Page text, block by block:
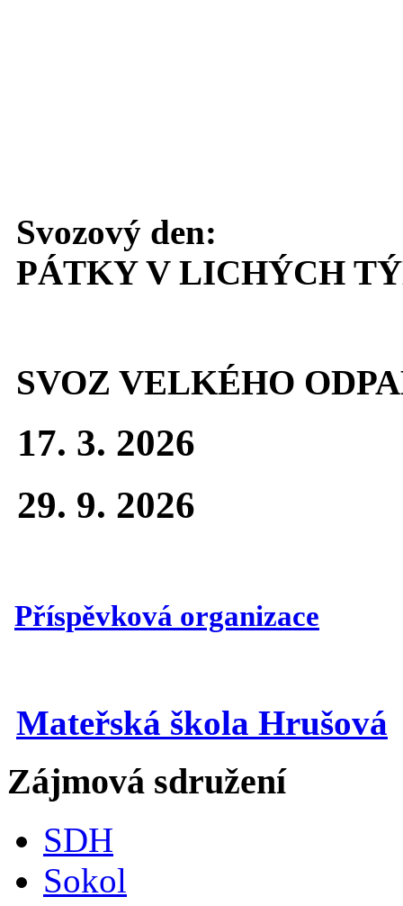
Svozový den:
PÁTKY V LICHÝCH
SVOZ VELKÉHO
17. 3. 2026
29. 9. 2026
Příspěvková organizace
Mateřská škola Hrušová
Zájmová sdružení
SDH
Sokol